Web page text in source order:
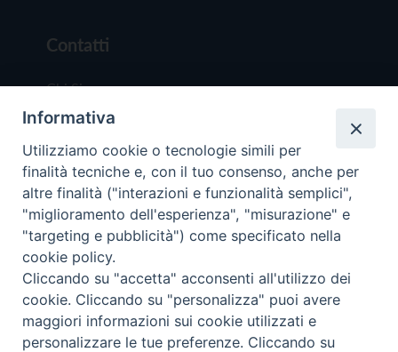
Contatti
Chi Siamo
Redazione
Scrivici
Copyright © 2019 - Tutti i diritti riservati - Vita
Trentina Editrice
Privacy Policy
Informativa
Utilizziamo cookie o tecnologie simili per
finalità tecniche e, con il tuo consenso, anche per
altre finalità ("interazioni e funzionalità semplici",
"miglioramento dell'esperienza", "misurazione" e
"targeting e pubblicità") come specificato nella
cookie policy.
Cliccando su "accetta" acconsenti all'utilizzo dei
cookie. Cliccando su "personalizza" puoi avere
maggiori informazioni sui cookie utilizzati e
personalizzare le tue preferenze. Cliccando su